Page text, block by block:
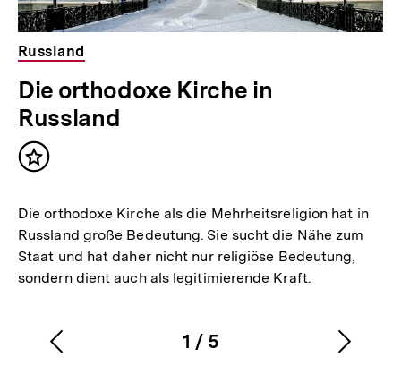
Russland
Die orthodoxe Kirche in
Russland
Inhalt
Die orthodoxe Kirche als die Mehrheitsreligion hat in
Russland große Bedeutung. Sie sucht die Nähe zum
Staat und hat daher nicht nur religiöse Bedeutung,
sondern dient auch als legitimierende Kraft.
Karussellinhalt
1
von
/ 5
Vorherigen